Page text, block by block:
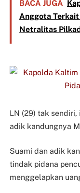
BACA JUGA
Anggota
Netralitas
LN (29) tak sendiri,
adik kandungnya
Suami dan adik
tindak pidana
menggelapkan